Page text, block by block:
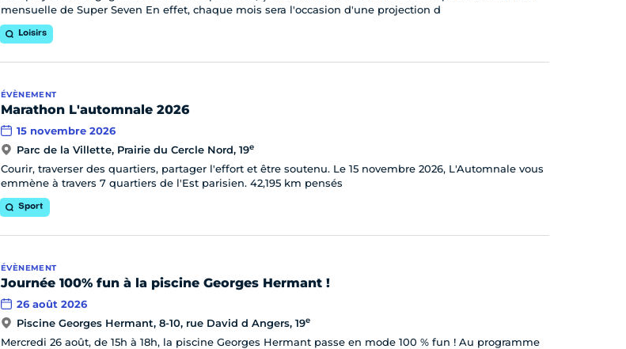
mensuelle de Super Seven En effet, chaque mois sera l'occasion d'une projection d
Loisirs
ÉVÈNEMENT
Marathon L'automnale 2026
15 novembre 2026
Parc de la Villette, Prairie du Cercle Nord, 19e
Courir, traverser des quartiers, partager l'effort et être soutenu. Le 15 novembre 2026, L'Automnale vous
emmène à travers 7 quartiers de l'Est parisien. 42,195 km pensés
Sport
ÉVÈNEMENT
Journée 100% fun à la piscine Georges Hermant !
26 août 2026
Piscine Georges Hermant, 8-10, rue David d Angers, 19e
Mercredi 26 août, de 15h à 18h, la piscine Georges Hermant passe en mode 100 % fun ! Au programme